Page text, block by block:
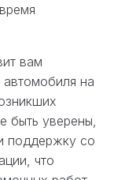
вам
на
уверены,
поддержку со
что